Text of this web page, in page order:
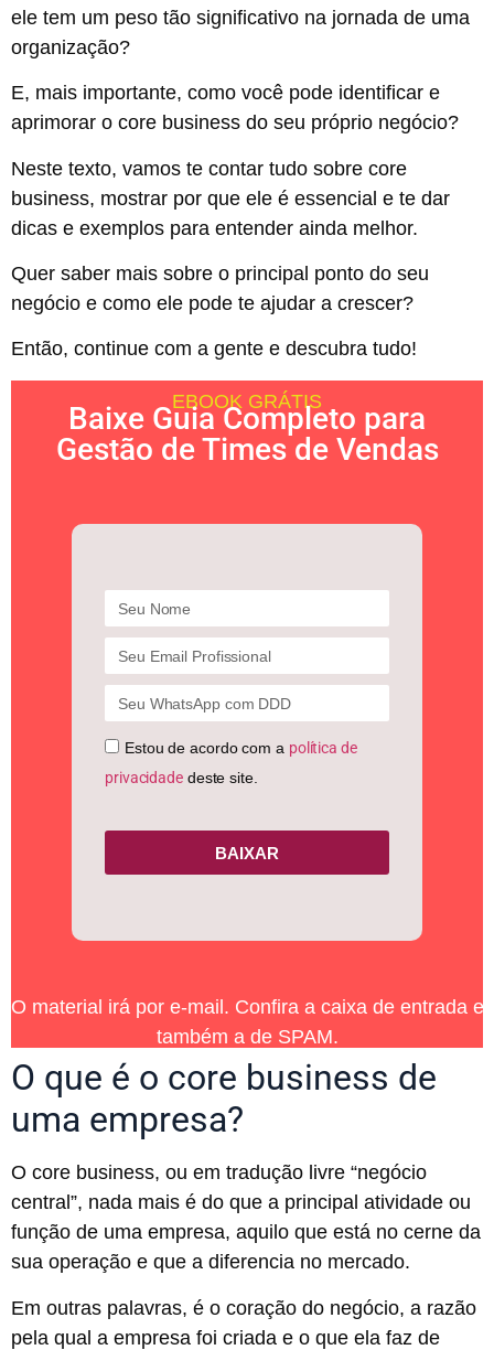
ele tem um peso tão significativo na jornada de uma
organização?
E, mais importante, como você pode identificar e
aprimorar o core business do seu próprio negócio?
Neste texto, vamos te contar tudo sobre core
business, mostrar por que ele é essencial e te dar
dicas e exemplos para entender ainda melhor.
Quer saber mais sobre o principal ponto do seu
negócio e como ele pode te ajudar a crescer?
Então, continue com a gente e descubra tudo!
EBOOK GRÁTIS
Baixe Guia Completo para
Gestão de Times de Vendas
Estou de acordo com a política de
privacidadedeste site.
BAIXAR
O material irá por e-mail. Confira a caixa de entrada e
também a de SPAM.
O que é o core business de
uma empresa?
O core business, ou em tradução livre “negócio
central”, nada mais é do que a principal atividade ou
função de uma empresa, aquilo que está no cerne da
sua operação e que a diferencia no mercado.
Em outras palavras, é o coração do negócio, a razão
pela qual a empresa foi criada e o que ela faz de